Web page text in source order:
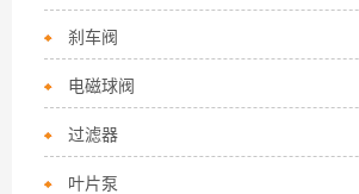
刹车阀
电磁球阀
过滤器
叶片泵